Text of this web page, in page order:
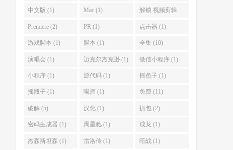
中文版 (1) Mac (1) 解锁.视频剪辑
(1)
Premiere (2) PR (1) 点击器 (1)
游戏脚本 (1) 脚本 (1) 全集 (10)
演唱会 (1) 迈克尔杰克逊 (1) 微信小程序 (1)
小程序 (1) 源代码 (1) 摇色子 (1)
摇骰子 (1) 喝酒 (1) 免费 (11)
破解 (5) 汉化 (1) 抓包 (2)
密码生成器 (1) 周星驰 (1) 成龙 (1)
杰森斯坦森 (1) 雷洛传 (1) 暗战 (1)